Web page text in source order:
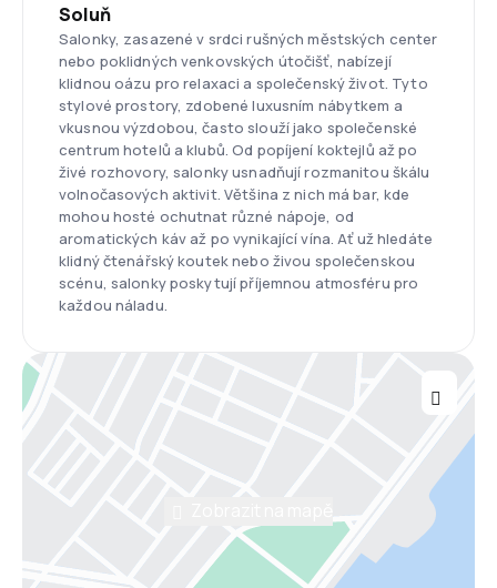
Soluň
Salonky, zasazené v srdci rušných městských center
nebo poklidných venkovských útočišť, nabízejí
klidnou oázu pro relaxaci a společenský život. Tyto
stylové prostory, zdobené luxusním nábytkem a
vkusnou výzdobou, často slouží jako společenské
centrum hotelů a klubů. Od popíjení koktejlů až po
živé rozhovory, salonky usnadňují rozmanitou škálu
volnočasových aktivit. Většina z nich má bar, kde
mohou hosté ochutnat různé nápoje, od
aromatických káv až po vynikající vína. Ať už hledáte
klidný čtenářský koutek nebo živou společenskou
scénu, salonky poskytují příjemnou atmosféru pro
každou náladu.